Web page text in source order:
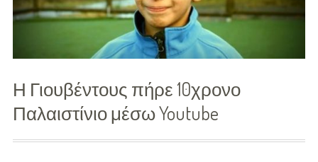
Διάσημες
Παιδικό Δωμάτιο
Deco
Η Γιουβέντους πήρε 10χρονο
Παλαιστίνιο μέσω Youtube